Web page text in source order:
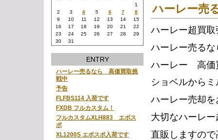
1
2
3 4 5 6 7
8
9
10 11 12 13 14
15
16
17 18 19 20 21
22
23
24 25 26 27 28
29
30
31
ENTRY
ハーレー売るなら 高価買取挑
戦中
予告
FLFBS114 入荷です
FXDB フルカスタム！
フルカスタムXLH883 エボス
ポ
XL1200S エボスポ入荷です
ハーレー売
ハーレー超買
ハーレー売るな
ハーレー 高価
ショベルから
ハーレー売却
大切なハーレ
直販しますの